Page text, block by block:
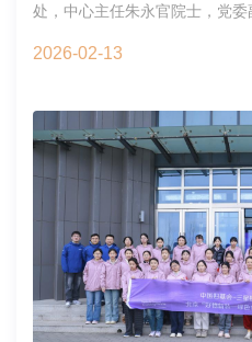
届四中全会精神、习近平总书
辈的崇高信仰与忠诚品格。专题
校教授江泰然作了《坚持不懈用
义思想凝心铸魂》专题辅导、
国云作了《方志敏的历史贡献
辅导。现场教学环节中，学员
纪念馆等，通过现场微党课《
习，以沉浸式讲述再现方志敏
与现实的对话中赓续传承。访谈
口述，追忆长征英雄，弘扬长
处，中心主任朱永官院士，党委
老干部和生活困难老同志，为他
他们的生活起居、健康状况和
绍了中心2025年各项事业取得
路。过去一年，中心迎来建所
四五”"科技创新规划目标任务，
作；全重实验室建设高质量发
展。展望2026年，中心将围绕
标，更加积极建议和争取承担
具影响力的标志性重大成果，为
更多力量。走访慰问中，领导
2026-02-13